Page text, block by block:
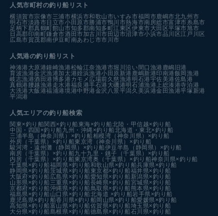
人気市町村の釣り船リスト
横須賀市宗像市三浦市横浜市和歌山市いすみ市福岡市鹿嶋市北九州市
明石市淡路市 日立市小田原市勝浦市鴨川市熱海市南房総市富津市糸島市
足柄下郡真鶴町館山市知多郡南知多町江東区伊東市大田区平塚市旭市
日高郡印南町鎌倉市酒田市加古川市 田辺市沼津市小浜市品川区江戸川区
広島市賀茂郡南伊豆町南あわじ市市川市
人気港の釣り船リスト
神湊港 大原港鐘崎漁港松輪江奈漁港市堀川沿い 間口漁港 鹿嶋旧港
育波漁港金沢漁港加太港姪浜漁港小田原新港 鹿嶋新港印南港飯岡漁港
岐志漁港酒田港博多港カモメ広場前久慈漁港 明石港宇佐美港佐島港
真鶴港 腰越漁港 走水港福良港手石港 大磯港明石浦漁港 上総湊港寺泊港
大洗港 大飯港福浦港境港中野港金沢八景平潟久美浜港金田漁港平塚新港
平潟港
人気エリアの釣り船検索
関東×釣り船関西×釣り船 東海×釣り船北陸・甲信越×釣り船
中国・四国×釣り船 九州・沖縄×釣り船北海道・東北×釣り船
三浦半島（神奈川県）×釣り船相模湾（神奈川県）×釣り船
外房（千葉県）×釣り船東京湾（神奈川県）×釣り船
駿河湾・遠州灘（静岡県）×釣り船伊豆半島（静岡県）×釣り船
南房（千葉県）×釣り船九十九里・銚子（千葉県）×釣り船
内房（千葉県）×釣り船東京湾奥（千葉県）×釣り船神奈川県×釣り船
千葉県×釣り船福岡県×釣り船和歌山県×釣り船兵庫県×釣り船
静岡県×釣り船茨城県×釣り船 東京都×釣り船福井県×釣り船
大阪府×釣り船 広島県×釣り船愛知県×釣り船 新潟県×釣り船
山形県×釣り船 三重県×釣り船長崎県×釣り船宮城県×釣り船
京都府×釣り船沖縄県×釣り船鳥取県×釣り船 熊本県×釣り船
福島県×釣り船 山口県×釣り船北海道 ×釣り船岩手県×釣り船
鹿児島県×釣り船香川県×釣り船 岡山県×釣り船愛媛県×釣り船
高知県×釣り船富山県×釣り船佐賀県×釣り船埼玉県×釣り船
大分県×釣り船島根県×釣り船徳島県×釣り船石川県×釣り船